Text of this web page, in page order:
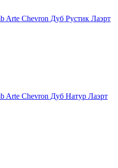
Arte Chevron Дуб Рустик Лаэрт
Arte Chevron Дуб Натур Лаэрт